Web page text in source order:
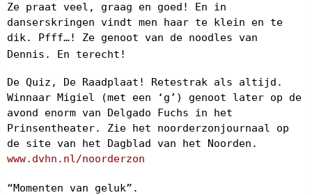
Ze praat veel, graag en goed! En in
danserskringen vindt men haar te klein en te
dik. Pfff…! Ze genoot van de noodles van
Dennis. En terecht!
De Quiz, De Raadplaat! Retestrak als altijd.
Winnaar Migiel (met een ‘g’) genoot later op de
avond enorm van Delgado Fuchs in het
Prinsentheater. Zie het noorderzonjournaal op
de site van het Dagblad van het Noorden.
www.dvhn.nl/noorderzon
“Momenten van geluk”.